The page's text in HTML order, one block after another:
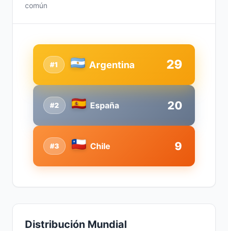
común
#2 España 20
#1 Argentina 29
#3 Chile 9
Distribución Mundial